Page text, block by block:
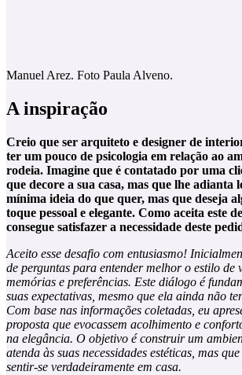
Manuel Arez. Foto Paula Alveno.
A inspiração
Creio que ser arquiteto e designer de
ter um pouco de psicologia em relação ao
rodeia. Imagine que é contatado por uma
que decore a sua casa, mas que lhe adianta
mínima ideia do que quer, mas que deseja
toque pessoal e elegante. Como aceita este
consegue satisfazer a necessidade deste
Aceito esse desafio com entusiasmo!
de perguntas para entender melhor o estilo de
memórias e preferências. Este diálogo é
suas expectativas, mesmo que ela ainda não
Com base nas informações coletadas, eu
proposta que evocassem acolhimento e
na elegância. O objetivo é construir um
atenda às suas necessidades estéticas, mas
sentir-se verdadeiramente em casa.